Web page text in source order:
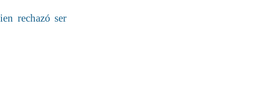
rechazó ser